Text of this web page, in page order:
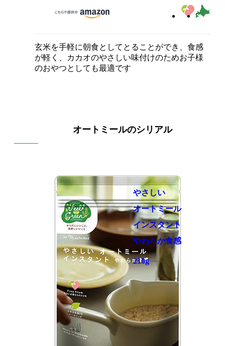
玄米を手軽に朝食としてとることができ、食感
が軽く、カカオのやさしい味付けのためお子様
のおやつとしても最適です
オートミールのシリアル
やさしい
オートミール
インスタント
やわらか食感
210g